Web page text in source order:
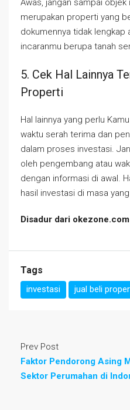
Awas, jangan sampai
merupakan properti yang
dokumennya tidak lengkap
incaranmu berupa tanah
5. Cek Hal Lainnya
Properti
Hal lainnya yang perlu
waktu serah terima dan
dalam proses investasi.
oleh pengembang atau
dengan informasi di awal.
hasil investasi di masa
Disadur dari okezone.com
Tags
investasi jual beli
Prev Post
Faktor Pendorong Asing
Sektor Perumahan di